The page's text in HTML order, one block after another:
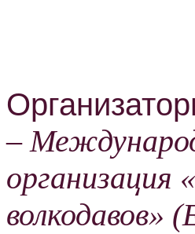
–
организация
волкодавов»